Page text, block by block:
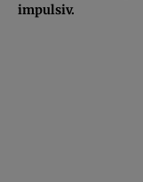
impulsiv.